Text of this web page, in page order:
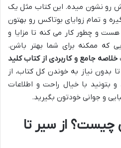
رو نشون میده. این کتاب مثل یک
و تمام زوایای بوتاکس رو بهتون
و چطور کار می کنه تا مزایا و
که ممکنه برای شما بهتر باشن.
خلاصه جامع و کاربردی از کتاب کلید
تا بدون نیاز به خوندن کل کتاب، از
بتونید با خیال راحت و اطلاعات
و جوانی خودتون بگیرید.
از سیر تا